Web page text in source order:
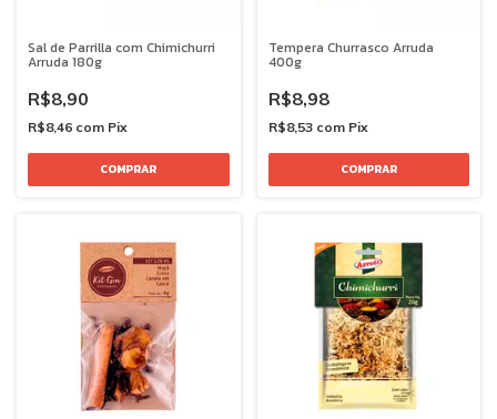
Sal de Parrilla com Chimichurri
Arruda 180g
R$8,90
R$8,46 com Pix
Tempera Churrasco Arruda
400g
R$8,98
R$8,53 com Pix